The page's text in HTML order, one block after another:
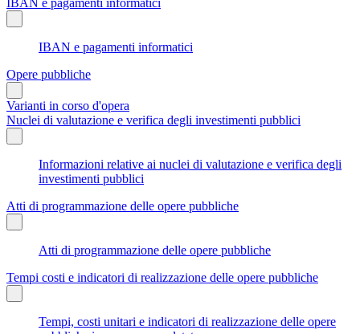
IBAN e pagamenti informatici
Opere pubbliche
Varianti in corso d'opera
Nuclei di valutazione e verifica degli investimenti pubblici
Informazioni relative ai nuclei di valutazione e verifica degli
investimenti pubblici
Atti di programmazione delle opere pubbliche
Atti di programmazione delle opere pubbliche
Tempi costi e indicatori di realizzazione delle opere pubbliche
Tempi, costi unitari e indicatori di realizzazione delle opere